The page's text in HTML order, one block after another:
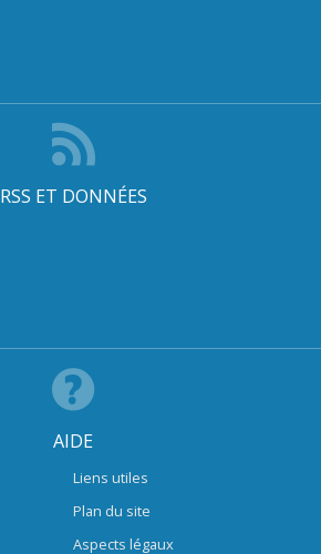
RSS ET DONNÉES
AIDE
Liens utiles
Plan du site
Aspects légaux